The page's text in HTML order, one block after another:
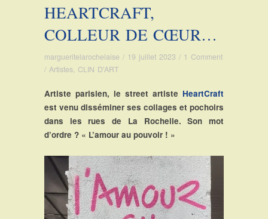
HEARTCRAFT,
COLLEUR DE CŒUR…
margueritelarochelaise / 19 juillet 2023 / 1 Comment
/ Artistes, CLIN D'ART
Artiste parisien, le street artiste HeartCraft
est venu disséminer ses collages et pochoirs
dans les rues de La Rochelle. Son mot
d’ordre ? « L’amour au pouvoir ! »